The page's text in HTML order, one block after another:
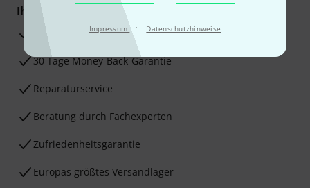
Impressum · Datenschutzhinweise
Ihre Vorteile
3 Jahre Thomann Garantie
30 Tage Money-Back-Garantie
Reparaturservice
Beratung durch Fachexperten
Zufriedenheitsgarantie
Europas größtes Versandlager